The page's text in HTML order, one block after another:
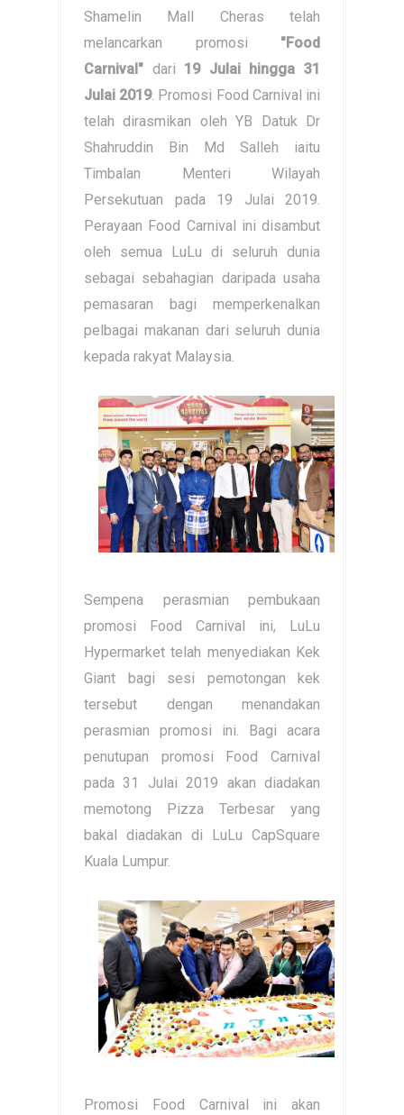
Shamelin Mall Cheras telah
melancarkan promosi "Food
Carnival" dari 19 Julai hingga 31
Julai 2019. Promosi Food Carnival ini
telah dirasmikan oleh YB Datuk Dr
Shahruddin Bin Md Salleh iaitu
Timbalan Menteri Wilayah
Persekutuan pada 19 Julai 2019.
Perayaan Food Carnival ini disambut
oleh semua LuLu di seluruh dunia
sebagai sebahagian daripada usaha
pemasaran bagi memperkenalkan
pelbagai makanan dari seluruh dunia
kepada rakyat Malaysia.
Sempena perasmian pembukaan
promosi Food Carnival ini, LuLu
Hypermarket telah menyediakan Kek
Giant bagi sesi pemotongan kek
tersebut dengan menandakan
perasmian promosi ini. Bagi acara
penutupan promosi Food Carnival
pada 31 Julai 2019 akan diadakan
memotong Pizza Terbesar yang
bakal diadakan di LuLu CapSquare
Kuala Lumpur.
Promosi Food Carnival ini akan